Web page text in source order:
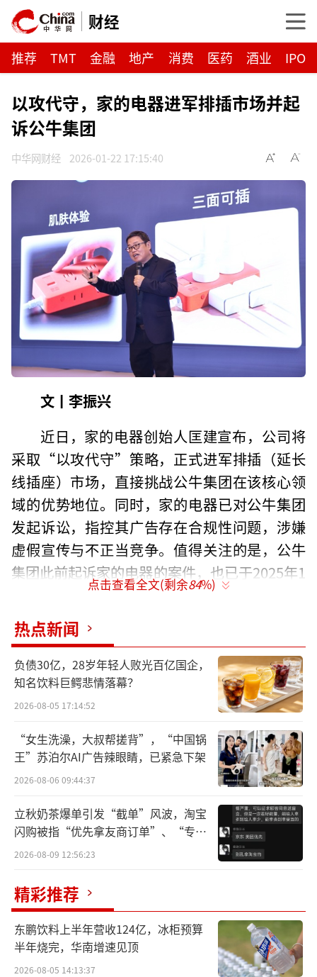
财经
推荐 TMT 金融 地产 消费 医药 酒业 IPO
以攻代守，家的电器进军排插市场并起
诉公牛集团
中华网财经 2026-01-22 17:15:40
文丨李振兴
近日，家的电器创始人匡建宣布，公司将
采取“以攻代守”策略，正式进军排插（延长
线插座）市场，直接挑战公牛集团在该核心领
域的优势地位。同时，家的电器已对公牛集团
发起诉讼，指控其广告存在合规性问题，涉嫌
虚假宣传与不正当竞争。值得关注的是，公牛
集团此前起诉家的电器的案件，也已于2025年1
2月5日正式立案。
匡建介绍，家的电器推出的全新“UNI插
座”，创新性地以“线长”替代行业普遍采用
的“全长”标注方式。当前国内排插行业惯例
将电源线、插头与插座本体长度合计标注
电源线长度，存在明显误导。家的电器承诺将
明确标注电源线“线长”，对标国际通行标
准，助力推动行业规范透明化发展。
在产品品质与设计上，家的排插选用更优
质的PC材料，相比行业内常见的低成本聚丙烯
面更具优势。新产品采用肤感表面工艺与流行
配色，细节设计上创新采用“三面可插”结
构，有效解决插头拥挤问题；同时推出集小巧
体积与多口快充于一体的旅行排插，精准契合
点击查看全文(剩余84%)
热点新闻
负债30亿，28岁年轻人败光百亿国企，
知名饮料巨鳄悲情落幕？
2026-08-05 17:14:52
“女生洗澡，大叔帮搓背”，“中国锅
王”苏泊尔AI广告辣眼睛，已紧急下架
2026-08-06 09:44:37
立秋奶茶爆单引发“截单”风波，淘宝
闪购被指“优先拿友商订单”、“专挑
贵的拿”
2026-08-09 12:56:23
精彩推荐
东鹏饮料上半年营收124亿，冰柜预算
半年烧完，华南增速见顶
2026-08-05 14:13:37